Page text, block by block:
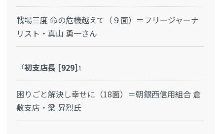
戦場三度 命の危機越えて（９面）＝フリージャーナ
リスト・真山 勇一さん
『初支店長 [929]』
困りごと解決し幸せに（18面）＝朝銀西信用組合 倉
敷支店・梁 昇烈氏